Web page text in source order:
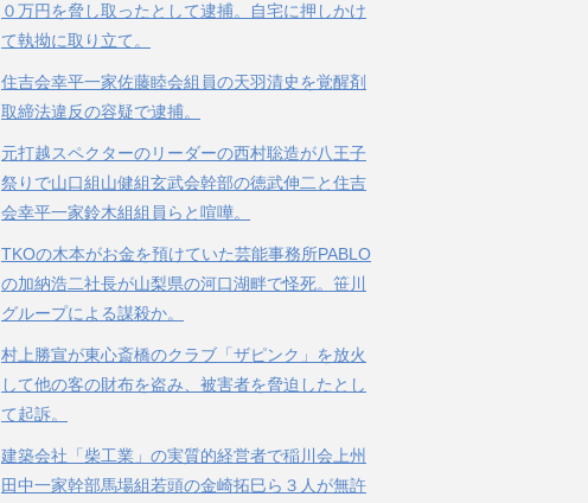
０万円を脅し取ったとして逮捕。自宅に押しかけ
て執拗に取り立て。
住吉会幸平一家佐藤睦会組員の天羽清史を覚醒剤
取締法違反の容疑で逮捕。
元打越スペクターのリーダーの西村聡造が八王子
祭りで山口組山健組玄武会幹部の徳武伸二と住吉
会幸平一家鈴木組組員らと喧嘩。
TKOの木本がお金を預けていた芸能事務所PABLO
の加納浩二社長が山梨県の河口湖畔で怪死。笹川
グループによる謀殺か。
村上勝宣が東心斎橋のクラブ「ザピンク」を放火
して他の客の財布を盗み、被害者を脅迫したとし
て起訴。
建築会社「柴工業」の実質的経営者で稲川会上州
田中一家幹部馬場組若頭の金崎拓巳ら３人が無許